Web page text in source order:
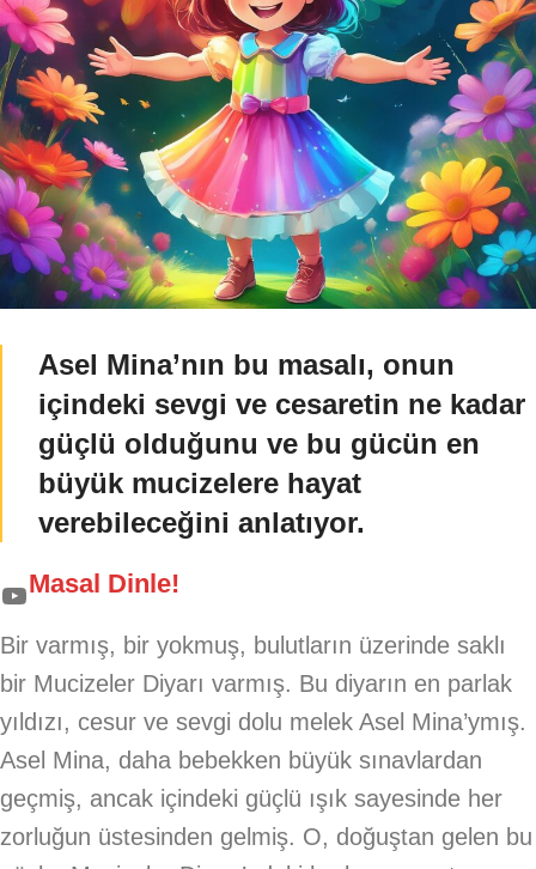
Asel Mina’nın bu masalı, onun
içindeki sevgi ve cesaretin ne kadar
güçlü olduğunu ve bu gücün en
büyük mucizelere hayat
verebileceğini anlatıyor.
Masal Dinle!
Bir varmış, bir yokmuş, bulutların üzerinde saklı
bir Mucizeler Diyarı varmış. Bu diyarın en parlak
yıldızı, cesur ve sevgi dolu melek Asel Mina’ymış.
Asel Mina, daha bebekken büyük sınavlardan
geçmiş, ancak içindeki güçlü ışık sayesinde her
zorluğun üstesinden gelmiş. O, doğuştan gelen bu